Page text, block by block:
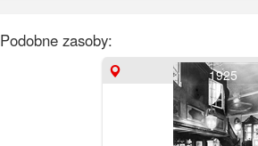
Podobne zasoby:
1925